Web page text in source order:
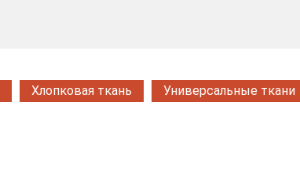
Хлопковая ткань Универсальные ткани